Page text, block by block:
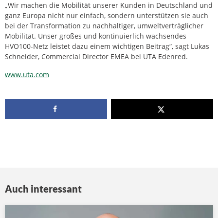
„Wir machen die Mobilität unserer Kunden in Deutschland und
ganz Europa nicht nur einfach, sondern unterstützen sie auch
bei der Transformation zu nachhaltiger, umweltverträglicher
Mobilität. Unser großes und kontinuierlich wachsendes
HVO100-Netz leistet dazu einem wichtigen Beitrag“, sagt Lukas
Schneider, Commercial Director EMEA bei UTA Edenred.
www.uta.com
Auch interessant